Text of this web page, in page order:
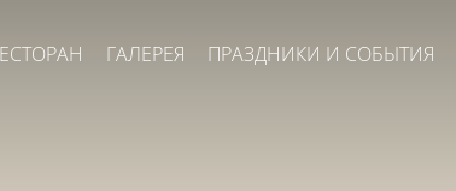
ГАЛЕРЕЯ ПРАЗДНИКИ И СОБЫТИЯ